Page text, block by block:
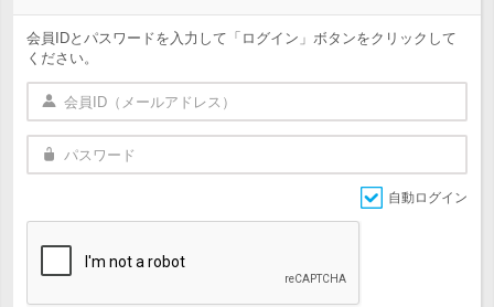
会員IDとパスワードを入力して「ログイン」ボタンをクリックして
ください。
自動ログイン